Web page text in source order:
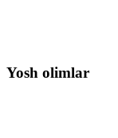
Yosh olimlar